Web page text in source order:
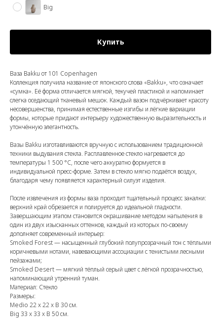
Big
Купить
Ваза Bakku от 101 Copenhagen
Коллекция получила название от японского слова «Bakku», что означает
«сумка». Её форма отличается мягкой, текучей пластикой и напоминает
слегка оседающий тканевый мешок. Каждый вазон подчёркивает красоту
несовершенства, принимая естественные изгибы и лёгкие вариации
формы, которые придают интерьеру художественную выразительность и
утончённую элегантность.
Вазы Bakku изготавливаются вручную с использованием традиционной
техники выдувания стекла. Расплавленное стекло нагревается до
температуры 1 500 °C, после чего аккуратно формуется в
индивидуальной пресс-форме. Затем в стекло мягко подаётся воздух,
благодаря чему появляется характерный силуэт изделия.
После извлечения из формы ваза проходит тщательный процесс закалки:
верхний край обрезается и полируется до идеальной гладкости.
Завершающим этапом становится окрашивание методом напыления в
один из двух изысканных оттенков, каждый из которых по-своему
дополняет современный интерьер:
Smoked Forest — насыщенный глубокий полупрозрачный тон с тёплыми
коричневыми нотами, навевающими ассоциации с тенистыми лесными
пейзажами;
Smoked Desert — мягкий тёплый серый цвет с лёгкой прозрачностью,
напоминающий утренний туман.
Материал: Стекло
Размеры:
Medio 22 x 22 x В 30 см.
Big 33 x 33 x В 50 см.